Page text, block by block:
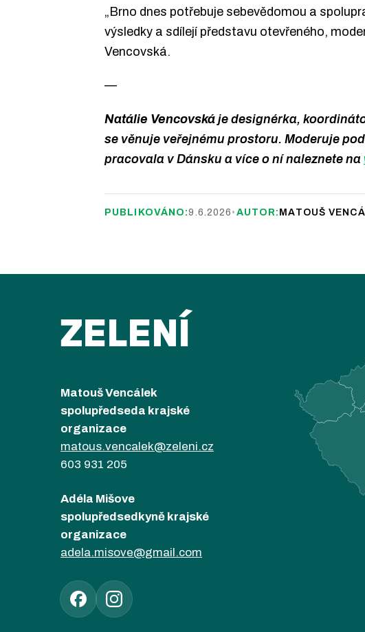
„Brno dnes potřebuje sebevědomou a
výsledky a sdílejí představu otevřeného,
Vencovská.
—
Natálie Vencovská je designérka,
se věnuje veřejnému prostoru. Moderuje
pracovala v Dánsku a více o ní naleznete na
PUBLIKOVÁNO:9.6.2026 • AUTOR: MATOUŠ
ZELENÍ
Matouš Vencálek
spolupředseda krajské
organizace
matous.vencalek@zeleni.cz
603 931 205
Adéla Mišove
spolupředsedkyně krajské
organizace
adela.misove@gmail.com